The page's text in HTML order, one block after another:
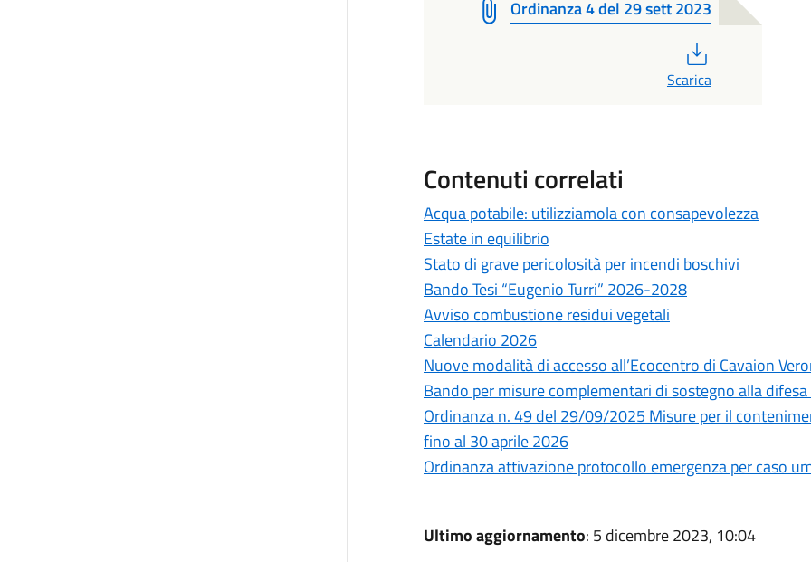
Ordinanza 4 del 29 sett 2023
Scarica
Contenuti correlati
Acqua potabile: utilizziamola con consapevolezza
Estate in equilibrio
Stato di grave pericolosità per incendi boschivi
Bando Tesi “Eugenio Turri” 2026-2028
Avviso combustione residui vegetali
Calendario 2026
Nuove modalità di accesso all’Ecocentro di Cavaion
Bando per misure complementari di sostegno alla
Ordinanza n. 49 del 29/09/2025 Misure per il
fino al 30 aprile 2026
Ordinanza attivazione protocollo emergenza per caso
Ultimo aggiornamento: 5 dicembre 2023, 10:04